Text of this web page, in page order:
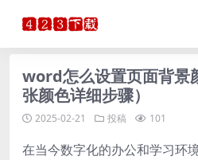
word怎么设置页面背景
张颜色详细步骤）
2025-02-21 投稿 101
在当今数字化的办公和学习